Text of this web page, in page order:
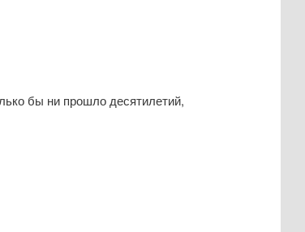
бы ни прошло десятилетий,